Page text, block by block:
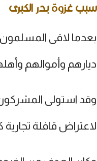
سبب غزوة بدر الكبرى
بعدما لاقى المسلمون
ديارهم وأموالهم
وقد استولى
لاعتراض قافلة